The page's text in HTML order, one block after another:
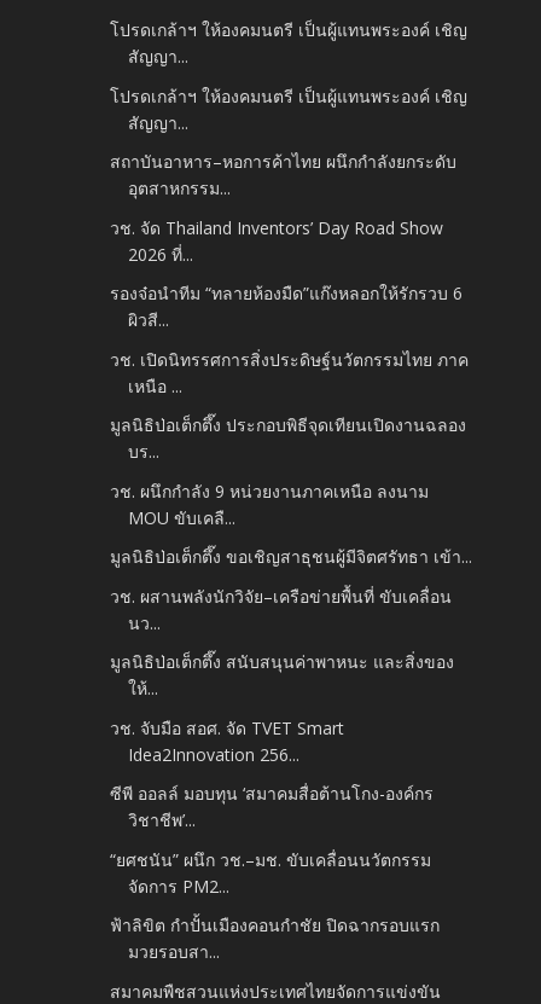
โปรดเกล้าฯ ให้องคมนตรี เป็นผู้แทนพระองค์ เชิญ
สัญญา...
โปรดเกล้าฯ ให้องคมนตรี เป็นผู้แทนพระองค์ เชิญ
สัญญา...
สถาบันอาหาร–หอการค้าไทย ผนึกกำลังยกระดับ
อุตสาหกรรม...
วช. จัด Thailand Inventors’ Day Road Show
2026 ที่...
รองจ๋อนำทีม “ทลายห้องมืด”แก๊งหลอกให้รักรวบ 6
ผิวสี...
วช. เปิดนิทรรศการสิ่งประดิษฐ์นวัตกรรมไทย ภาค
เหนือ ...
มูลนิธิป่อเต็กตึ๊ง ประกอบพิธีจุดเทียนเปิดงานฉลอง
บร...
วช. ผนึกกำลัง 9 หน่วยงานภาคเหนือ ลงนาม
MOU ขับเคลื...
มูลนิธิป่อเต็กตึ๊ง ขอเชิญสาธุชนผู้มีจิตศรัทธา เข้า...
วช. ผสานพลังนักวิจัย–เครือข่ายพื้นที่ ขับเคลื่อน
นว...
มูลนิธิป่อเต็กตึ๊ง สนับสนุนค่าพาหนะ และสิ่งของ
ให้...
วช. จับมือ สอศ. จัด TVET Smart
Idea2Innovation 256...
ซีพี ออลล์ มอบทุน ‘สมาคมสื่อต้านโกง-องค์กร
วิชาชีพ’...
“ยศชนัน” ผนึก วช.–มช. ขับเคลื่อนนวัตกรรม
จัดการ PM2...
ฟ้าลิขิต กำปั้นเมืองคอนกำชัย ปิดฉากรอบแรก
มวยรอบสา...
สมาคมพืชสวนแห่งประเทศไทยจัดการแข่งขัน